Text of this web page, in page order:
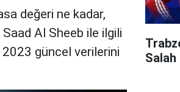
değeri ne kadar,
Al Sheeb ile ilgili
güncel verilerini